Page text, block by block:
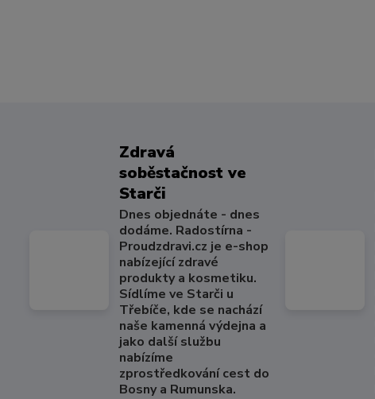
Zdravá
soběstačnost ve
Starči
Dnes objednáte - dnes
dodáme. Radostírna -
Proudzdravi.cz je e-shop
nabízející zdravé
produkty a kosmetiku.
Sídlíme ve Starči u
Třebíče, kde se nachází
naše kamenná výdejna a
jako další službu
nabízíme
zprostředkování cest do
Bosny a Rumunska.